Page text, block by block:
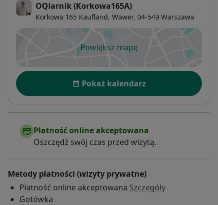
OQlarnik (Korkowa165A)
Korkowa 165 Kaufland, Wawer, 04-549 Warszawa
Powiększ mapęotwiera się w nowej karcie
Dostępność
Pokaż kalendarz
Płatność online akceptowana
Oszczędź swój czas przed wizytą.
Metody płatności (wizyty prywatne)
Płatność online akceptowana Szczegóły
Gotówka